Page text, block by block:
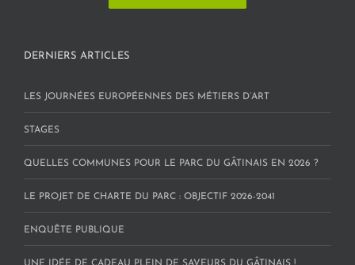
DERNIERS ARTICLES
LES JOURNÉES EUROPÉENNES DES MÉTIERS D’ART
STAGES
QUELLES COMMUNES POUR LE PARC DU GÂTINAIS EN 2026 ?
LE PROJET DE CHARTE DU PARC : OBJECTIF 2026-2041
ENQUÊTE PUBLIQUE